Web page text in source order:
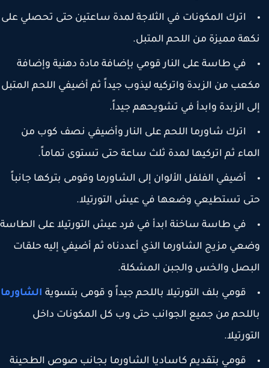
اترك المكونات في الثلاجة لمدة ساعتين حتى تحصلي على
مميزة من اللحم المتبل.
في طاسة على النار قومي بإضافة مادة دهنية وإضافة
من الزبدة واتركيه ليذوب جيداً ثم أضيفي اللحم المتبل
الزبدة وابدأ في تشويحهم جيداً.
اترك شاورما اللحم على النار وأضيفي نصف كوب من
ثم اتركيها لمدة ثلث ساعة حتى تستوى تماماً.
أضيفي الفلفل الألوان إلى الشاورما وقومى بتركها جانباً
تستطيعي وضعها في عيش التورتيلا.
في طاسة ساخنة ابدأ في فرد عيش التورتيلا على الطاسة
مزيج الشاورما الذي أعددناه ثم أضيفي إليه حلقات
والخس والجبن المشكلة.
قومي بلف التورتيلا باللحم جيداً و قومى بتسويةالشاورما
من جميع الجوانب حتى وب كل المكونات داخل
قومي بتقديم كاساديا الشاورما بجانب صوص الطحينة